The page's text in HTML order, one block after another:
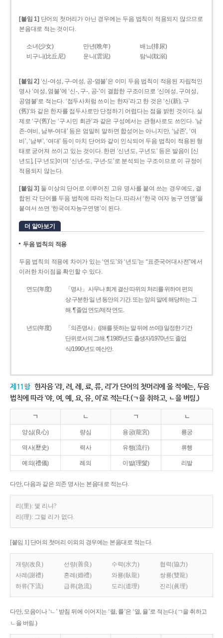
[붙임 1] 단어의 첫머리가 아닌 경우에는 두음 법칙이 적용되지 않으므로
본음대로 적는 것이다.
소녀(少女) 만년(晩年)
배뇨(排尿)
비구니(比丘尼)
운니(雲泥) 탐닉(耽溺)
[붙임 2] ‘신-여성, 구-여성, 공-염불’은 이미 두음 법칙이 적용된 자립적인
명사 ‘여성, 염불’에 ‘신-, 구-, 공-’이 결합한 구조이므로 ‘신여성, 구여성,
공염불’로 적는다. ‘접두사처럼 쓰이는 한자’라고 한 것은 ‘신(新), 구
(舊)’와 같은 한자를 접두사로만 단정하기 어렵다는 점을 밝힌 것이다. 실
제로 ‘구(舊)’는 ‘구 시민 회관’과 같은 구성에서는 관형사로도 쓰인다. ‘남
존­-여비, 남부-­여대’ 등은 엄밀히 말하면 합성어는 아니지만, ‘남존’, ‘여
비’, ‘남부’, ‘여대’ 등이 마치 단어와 같이 인식되어 두음 법칙이 적용된 형
태로 굳어져 쓰이고 있는 것이다. 한편 ‘신년도, 구년도’ 등은 발음이 [신
년도], [구ː년도]이며 ‘신년­-도, 구년-­도’로 분석되는 구조이므로 이 규정이
적용되지 않는다.
[붙임 3] 둘 이상의 단어로 이루어진 고유 명사를 붙여 쓰는 경우에도, 결
합된 각 단어를 두음 법칙에 따라 적는다. 따라서 ‘한국 여자 농구 연맹’을
붙여서 쓰면 ‘한국여자농구연맹’이 된다.
더 알아보기
두음 법칙의 적용
두음 법칙의 적용에 차이가 있는 ‘연도’와 ‘년도’는 “표준국어대사전”에서
이러한 차이점을 확인할 수 있다.
연도(年度)
「명사」 사무나 회계 결산 따위의 처리를 위하여 편의
상 구분한 일 년 동안의 기간. 또는 앞의 말에 해당하는 그
해. ¶ 졸업 연도/제작 연도.
년도(年度)
「의존명사」((해를 뜻하는 말 뒤에 쓰여)) 일정한 기간
단위로서의 그해. ¶ 1985년도 출생자/1970년도 졸업
식/1990년도 예산안.
제11항 한자음 ‘랴, 려, 례, 료, 류, 리’가 단어의 첫머리에 올 적에는, 두음
법칙에 따라 ‘야, 여, 예, 요, 유, 이’로 적는다.(ㄱ을 취하고, ㄴ을 버림.)
ㄱ ㄴ ㄱ ㄴ
양심(良心) 량심 용궁(龍宮) 룡궁
역사(歷史) 력사 유행(流行) 류행
예의(禮儀) 례의 이발(理髮) 리발
다만, 다음과 같은 의존 명사는 본음대로 적는다.
리(里): 몇 리냐?
리(理): 그럴 리가 없다.
[붙임 1] 단어의 첫머리 이외의 경우에는 본음대로 적는다.
개량(改良) 선량(善良) 수력(水力)
협력(協力)
사례(謝禮)
혼례(婚禮) 와룡(臥龍)
쌍룡(雙龍)
하류(下流)
급류(急流) 도리(道理) 진리(眞理)
다만, 모음이나 ‘ㄴ’ 받침 뒤에 이어지는 ‘렬, 률’은 ‘열, 율’로 적는다.(ㄱ을 취하고
ㄴ을 버림.)